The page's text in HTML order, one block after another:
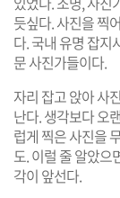
듯싶다. 사진을 찍
다. 국내 유명 잡지
문 사진가들이다.
자리 잡고 앉아 사
난다. 생각보다 오
럽게 찍은 사진을
도. 이럴 줄 알았으
각이 앞선다.